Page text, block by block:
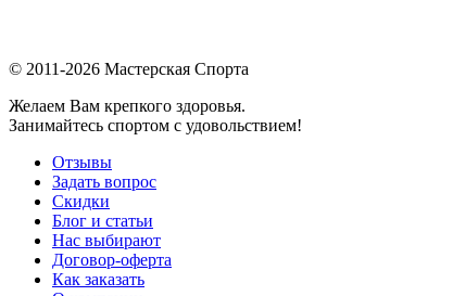
© 2011-2026 Мастерская Спорта
Желаем Вам крепкого здоровья.
Занимайтесь спортом с удовольствием!
Отзывы
Задать вопрос
Скидки
Блог и статьи
Нас выбирают
Договор-оферта
Как заказать